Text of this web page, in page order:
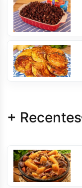
+ Recentes